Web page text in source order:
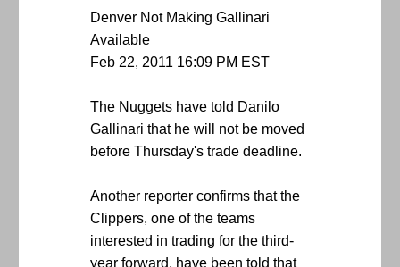
Denver Not Making Gallinari
Available
Feb 22, 2011 16:09 PM EST
The Nuggets have told Danilo
Gallinari that he will not be moved
before Thursday's trade deadline.
Another reporter confirms that the
Clippers, one of the teams
interested in trading for the third-
year forward, have been told that